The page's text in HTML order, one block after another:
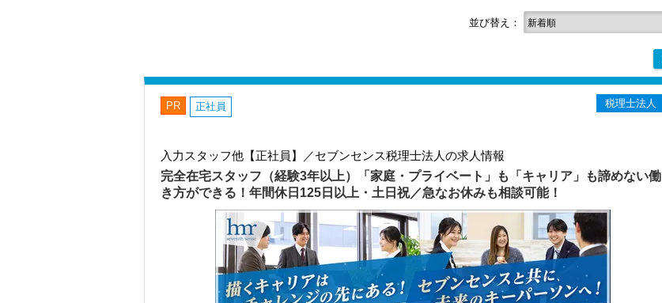
並び替え：
PR 正社員 税理士法人
入力スタッフ他【正社員】／セブンセンス税理士法人の求人情報
完全在宅スタッフ（経験3年以上）「家庭・プライベート」も「キャリア」も諦めない働
き方ができる！年間休日125日以上・土日祝／急なお休みも相談可能！